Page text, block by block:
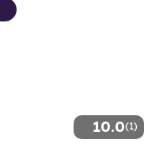
10.0(1)